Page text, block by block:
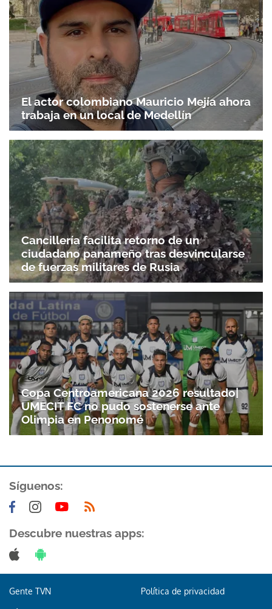
El actor colombiano Mauricio Mejía ahora
trabaja en un local de Medellín
Cancillería facilita retorno de un
ciudadano panameño tras desvincularse
de fuerzas militares de Rusia
Copa Centroamericana 2026 resultado|
UMECIT FC no pudo sostenerse ante
Olimpia en Penonomé
Síguenos:
Descubre nuestras apps:
Gente TVN Política de privacidad